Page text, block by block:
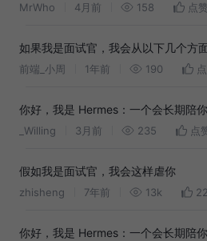
MrWho 4月前 158 点赞
如果我是面试官，我会从以下几个方
了解你的技能和项目经验：
前端_小周 1年前 190
你好，我是 Hermes：一个会长期陪
_Willing 3月前 235 点
假如我是面试官，我会这样虐你
zhisheng 7年前 13k
你好，我是 Hermes：一个会长期陪